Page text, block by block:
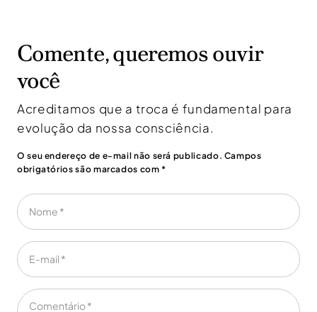
Comente, queremos ouvir
você
Acreditamos que a troca é fundamental para
evolução da nossa consciência.
O seu endereço de e-mail não será publicado. Campos
obrigatórios são marcados com *